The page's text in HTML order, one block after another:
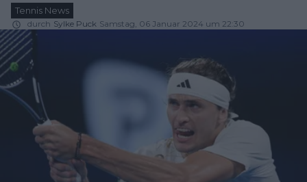
Tennis News
durch Sylke Puck Samstag, 06 Januar 2024 um 22:30